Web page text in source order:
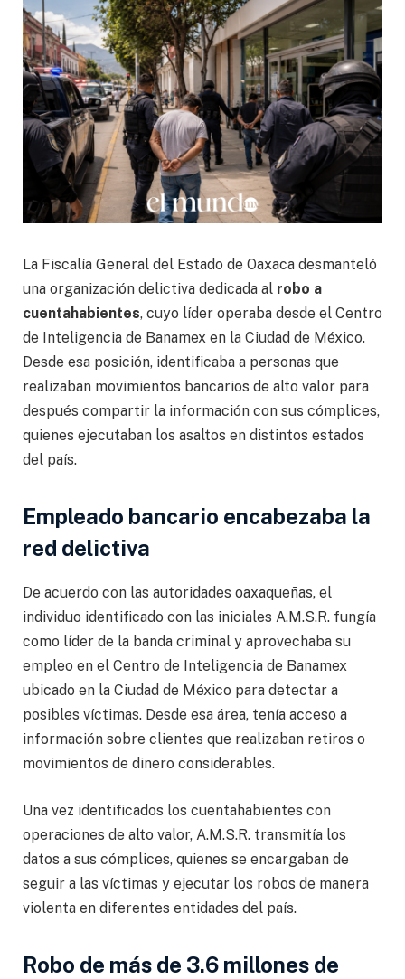
La Fiscalía General del Estado de Oaxaca desmanteló
una organización delictiva dedicada al robo a
cuentahabientes, cuyo líder operaba desde el Centro
de Inteligencia de Banamex en la Ciudad de México.
Desde esa posición, identificaba a personas que
realizaban movimientos bancarios de alto valor para
después compartir la información con sus cómplices,
quienes ejecutaban los asaltos en distintos estados
del país.
Empleado bancario encabezaba la
red delictiva
De acuerdo con las autoridades oaxaqueñas, el
individuo identificado con las iniciales A.M.S.R. fungía
como líder de la banda criminal y aprovechaba su
empleo en el Centro de Inteligencia de Banamex
ubicado en la Ciudad de México para detectar a
posibles víctimas. Desde esa área, tenía acceso a
información sobre clientes que realizaban retiros o
movimientos de dinero considerables.
Una vez identificados los cuentahabientes con
operaciones de alto valor, A.M.S.R. transmitía los
datos a sus cómplices, quienes se encargaban de
seguir a las víctimas y ejecutar los robos de manera
violenta en diferentes entidades del país.
Robo de más de 3.6 millones de